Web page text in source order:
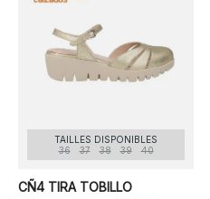
TAILLES DISPONIBLES
36
37 38 39 40
CÑ4 TIRA TOBILLO